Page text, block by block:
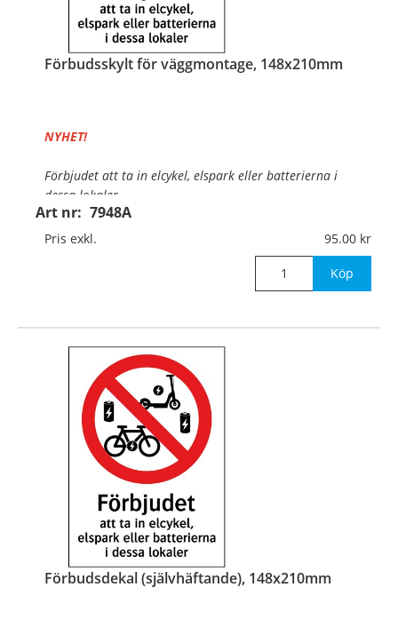
Förbudsskylt för väggmontage, 148x210mm
Art nr: 7948A
NYHET!
Förbjudet att ta in elcykel, elspark eller batterierna i
dessa lokaler.
Material:
Pris exkl. 95.00
Köp
Förbudsdekal (självhäftande), 148x210mm